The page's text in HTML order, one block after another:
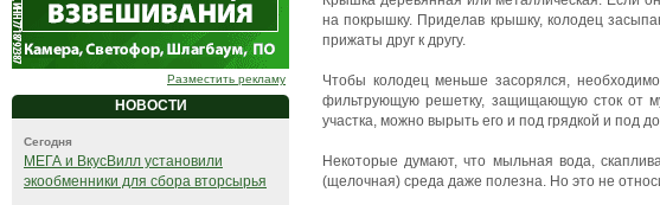
Разместить рекламу
НОВОСТИ
Сегодня
МЕГА и ВкусВилл установили
экообменники для сбора вторсырья
на покрышку. Приделав крышку, колодец
прижаты друг к другу.
Чтобы колодец меньше засорялся,
фильтрующую решетку, защищающую сток от
участка, можно вырыть его и под грядкой и под
Некоторые думают, что мыльная вода,
(щелочная) среда даже полезна. Но это не